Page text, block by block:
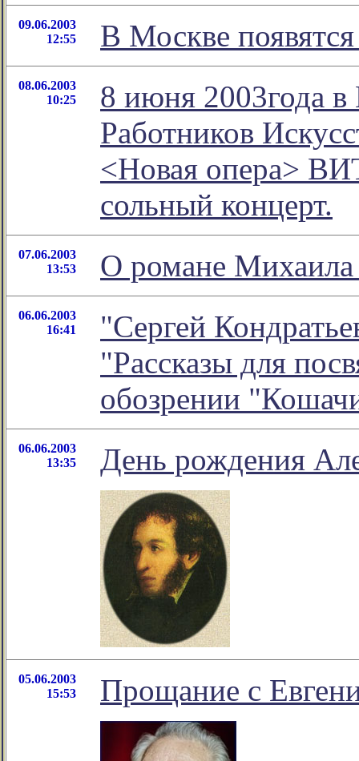
09.06.2003
12:55
В Москве
08.06.2003
10:25
8 июня 2003года
Работников
<Новая опера>
сольный концерт.
07.06.2003
13:53
О романе Михаила
06.06.2003
16:41
"Сергей
"Рассказы для
обозрении
06.06.2003
13:35
День рождения
05.06.2003
15:53
Прощание с